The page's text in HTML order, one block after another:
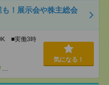
！展示会や株主総会
■実働3時
…
気になる！